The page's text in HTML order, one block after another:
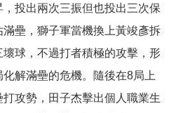
投出兩次三振但也投出三次保
壘，獅子軍當機換上黃竣彥拆
球，不過打者積極的攻擊，形
解滿壘的危機。隨後在8局上
攻勢，田子杰擊出個人職業生